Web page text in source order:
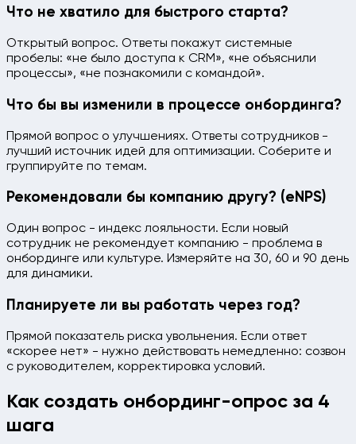
Что не хватило для быстрого старта?
Открытый вопрос. Ответы покажут системные
пробелы: «не было доступа к CRM», «не объяснили
процессы», «не познакомили с командой».
Что бы вы изменили в процессе онбординга?
Прямой вопрос о улучшениях. Ответы сотрудников -
лучший источник идей для оптимизации. Соберите и
группируйте по темам.
Рекомендовали бы компанию другу? (eNPS)
Один вопрос - индекс лояльности. Если новый
сотрудник не рекомендует компанию - проблема в
онбординге или культуре. Измеряйте на 30, 60 и 90 день
для динамики.
Планируете ли вы работать через год?
Прямой показатель риска увольнения. Если ответ
«скорее нет» - нужно действовать немедленно: созвон
с руководителем, корректировка условий.
Как создать онбординг-опрос за 4
шага